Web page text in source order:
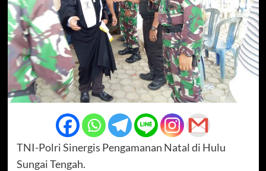
TNI-Polri Sinergis Pengamanan Natal di Hulu
Sungai Tengah.